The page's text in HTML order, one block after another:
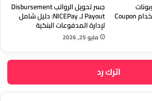
WooCommerce باستخدام Coupon
جسر تحويل الرواتب Disbursement
Payout لـ NICEPay: دليل شامل
لإدارة المدفوعات البنكية
مايو 25, 2026
اترك رد